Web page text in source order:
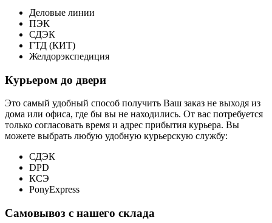
Деловые линии
ПЭК
СДЭК
ГТД (КИТ)
Желдорэкспедиция
Курьером до двери
Это самый удобный способ получить Ваш заказ не выходя из
дома или офиса, где бы вы не находились. От вас потребуется
только согласовать время и адрес прибытия курьера. Вы
можете выбрать любую удобную курьерскую службу:
СДЭК
DPD
КСЭ
PonyExpress
Самовывоз с нашего склада